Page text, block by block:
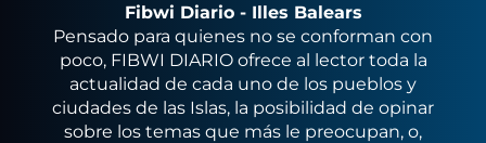
Fibwi Diario - Illes Balears
Pensado para quienes no se conforman con
poco, FIBWI DIARIO ofrece al lector toda la
actualidad de cada uno de los pueblos y
ciudades de las Islas, la posibilidad de opinar
sobre los temas que más le preocupan, o,